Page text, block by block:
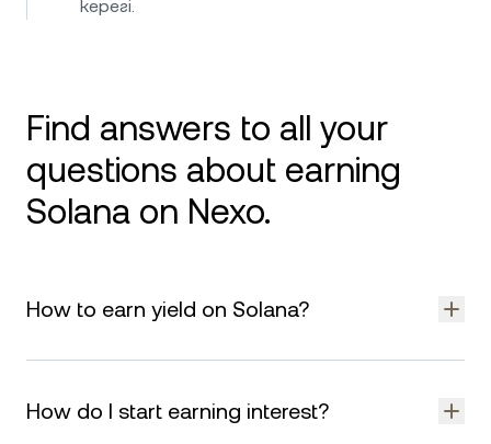
керегі.
Find answers to all your
questions about earning
Solana on Nexo.
How to earn yield on Solana?
You can earn yield on Solana (SOL) by staking, using DeFi
holding. On Nexo, it’s simple: transfer your SOL, choose
How do I start earning interest?